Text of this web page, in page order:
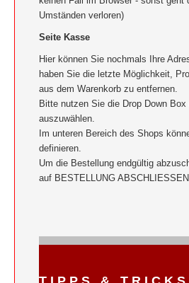
Umständen verloren)
Seite Kasse
Hier können Sie nochmals Ihre
haben Sie die letzte Möglichkeit,
aus dem Warenkorb zu entfernen.
Bitte nutzen Sie die Drop Down
auszuwählen.
Im unteren Bereich des Shops
definieren.
Um die Bestellung endgültig
auf BESTELLUNG ABSCHLIESSEN.